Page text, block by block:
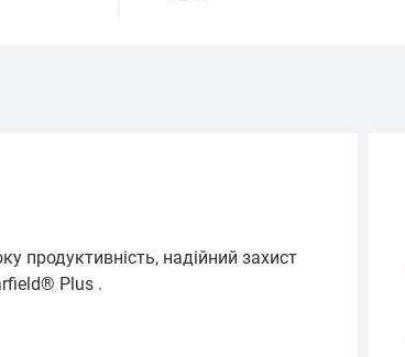
продуктивність, надійний захист
Plus .